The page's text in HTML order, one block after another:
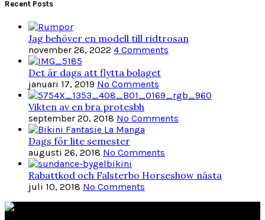
Recent Posts
Jag behöver en modell till ridtrosan
november 26, 2022 4 Comments
Det är dags att flytta bolaget
januari 17, 2019 No Comments
Vikten av en bra protesbh
september 20, 2018 No Comments
Dags för lite semester
augusti 26, 2018 No Comments
Rabattkod och Falsterbo Horseshow nästa
juli 10, 2018 No Comments